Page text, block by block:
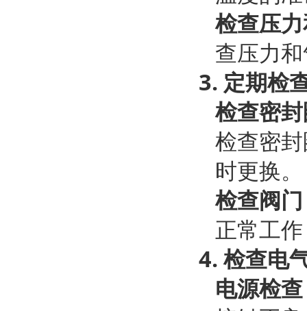
检查压
查压力
3. 定期检
检查密
检查密
时更换。
检查阀
正常工
4.检查电
电源检